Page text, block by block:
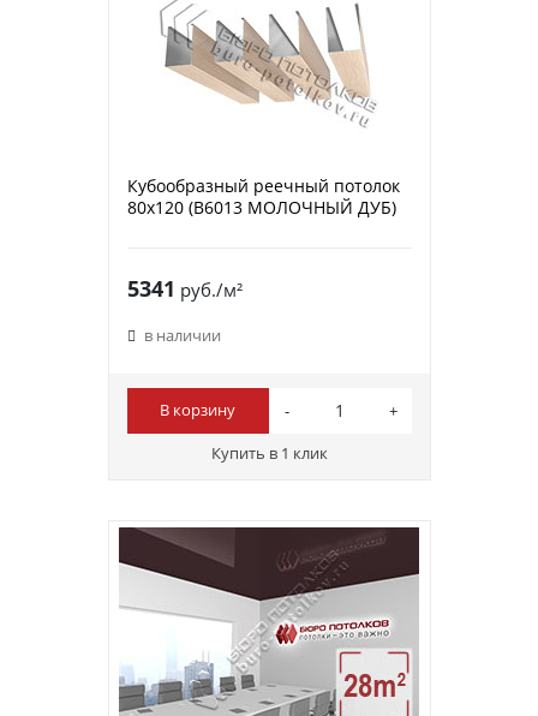
Кубообразный реечный потолок
80х120 (B6013 МОЛОЧНЫЙ ДУБ)
5341 руб./м²
в наличии
В корзину
Купить в 1 клик